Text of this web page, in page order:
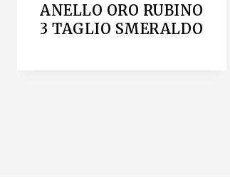
ANELLO ORO RUBINO
3 TAGLIO SMERALDO